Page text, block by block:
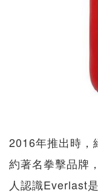
2016年推出時，
約著名拳擊品牌
人認識Everlast